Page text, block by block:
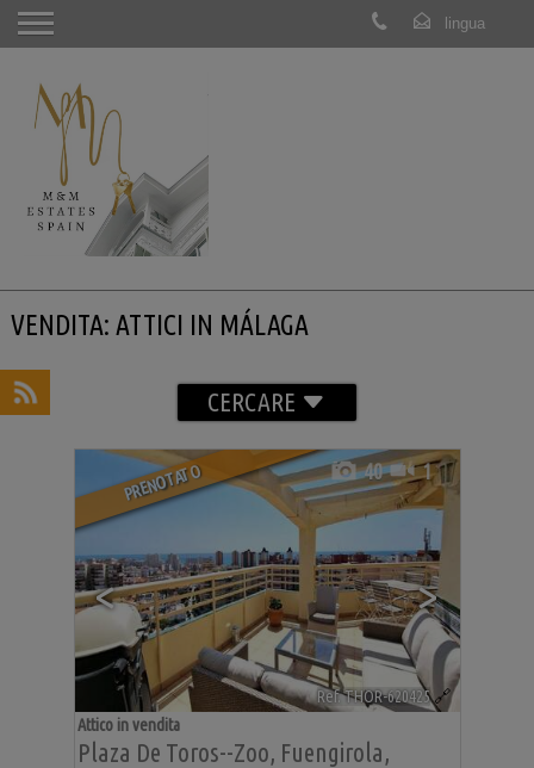
VENDITA: ATTICI IN MÁLAGA
CERCARE
PRENOTATO
< >
40 1
Ref. THOR-620425🔗
Plaza De Toros--zoo, Fuengirola,
Attico in vendita